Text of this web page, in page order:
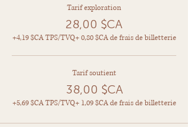
Tarif exploration
28,00 $CA
+4,19 $CA TPS/TVQ+ 0,80 $CA de frais de billetterie
Tarif soutient
38,00 $CA
+5,69 $CA TPS/TVQ+ 1,09 $CA de frais de billetterie